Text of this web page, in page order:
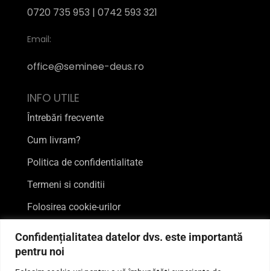
Confidențialitatea datelor dvs. este importantă
pentru noi
0720 735 953 | 0742 593 321
Email:
office@seminee-deus.ro
INFO UTILE
Întrebări frecvente
Cum livram?
Politica de confidentialitate
Termeni si conditii
Folosirea cookie-urilor